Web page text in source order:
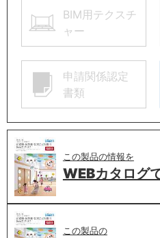
BIM用テクスチ
ャー
申請関係認定
書類
この製品の情報を
WEBカタログ
この製品の